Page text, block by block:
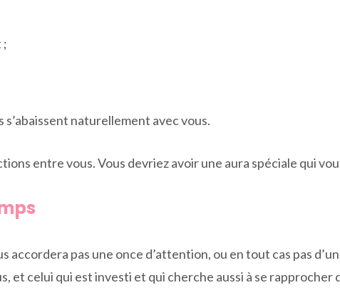
;
naturellement avec vous.
entre vous. Vous devriez avoir une aura spéciale qui
accordera pas une once d’attention, ou en tout cas pas
et celui qui est investi et qui cherche aussi à se